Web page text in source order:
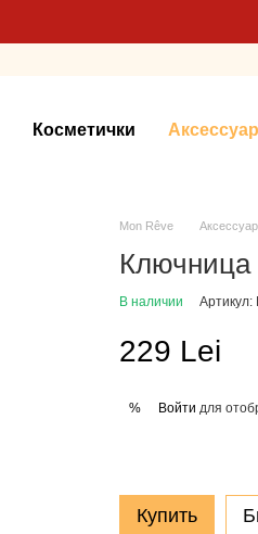
Косметички
Mon Rêve
Ключница
В наличии Артикул:
229 Lei
% Войти для
Купить